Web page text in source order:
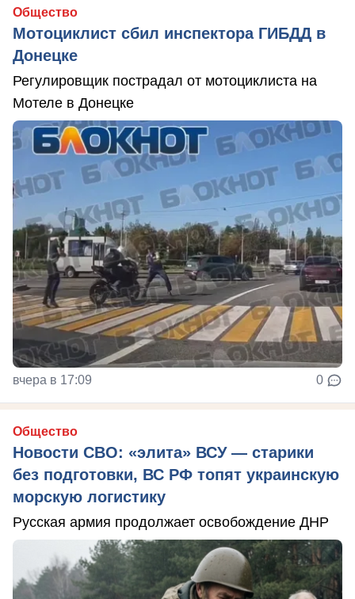
Общество
Мотоциклист сбил инспектора ГИБДД в
Донецке
Регулировщик пострадал от мотоциклиста на
Мотеле в Донецке
вчера в 17:09 0
Общество
Новости СВО: «элита» ВСУ — старики
без подготовки, ВС РФ топят украинскую
морскую логистику
Русская армия продолжает освобождение ДНР